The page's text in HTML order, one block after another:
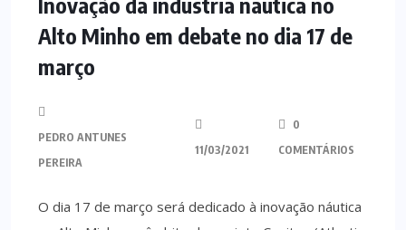
Alto Minho em debate no dia 17 de
março
PEDRO ANTUNES
PEREIRA
11/03/2021
0
COMENTÁRIOS
O dia 17 de março será dedicado à inovação náutica